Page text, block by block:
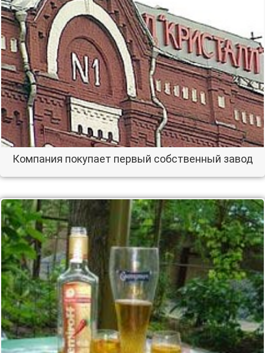
Компания покупает первый собственный завод